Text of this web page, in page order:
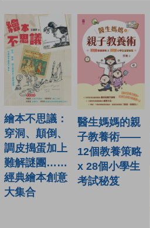
繪本不思議：
穿洞、顛倒、
調皮搗蛋加上
難解謎團……
經典繪本創意
大集合
醫生媽媽的親
子教養術——
12個教養策略
x 28個小學生
考試秘笈